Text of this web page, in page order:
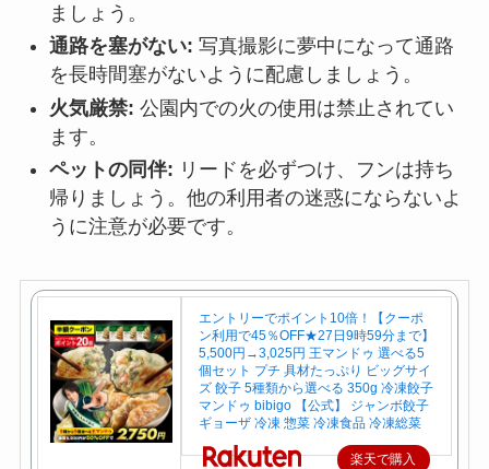
ましょう。
通路を塞がない: 写真撮影に夢中になって通路
を長時間塞がないように配慮しましょう。
火気厳禁: 公園内での火の使用は禁止されてい
ます。
ペットの同伴: リードを必ずつけ、フンは持ち
帰りましょう。他の利用者の迷惑にならないよ
うに注意が必要です。
エントリーでポイント10倍！【クーポ
ン利用で45％OFF★27日9時59分まで】
5,500円→3,025円 王マンドゥ 選べる5
個セット プチ 具材たっぷり ビッグサイ
ズ 餃子 5種類から選べる 350g 冷凍餃子
マンドゥ bibigo 【公式】 ジャンボ餃子
ギョーザ 冷凍 惣菜 冷凍食品 冷凍総菜
楽天で購入